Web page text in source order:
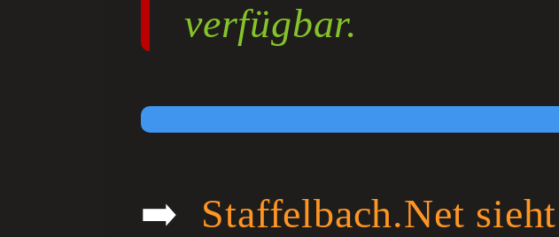
verfügbar.
➡️ Staffelbach.Net